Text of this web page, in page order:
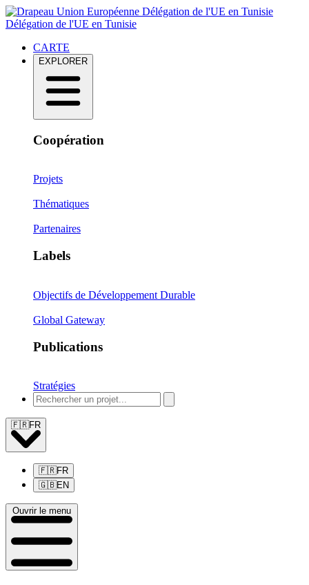
Délégation de l'UE en Tunisie
Délégation de l'UE en Tunisie
CARTE
EXPLORER
Coopération
Projets
Thématiques
Partenaires
Labels
Objectifs de Développement Durable
Global Gateway
Publications
Stratégies
🇫🇷FR
🇫🇷FR
🇬🇧EN
Ouvrir le menu